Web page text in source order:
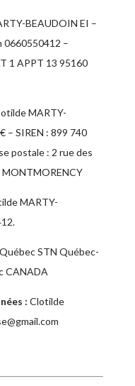
BEAUDOIN EI –
0660550412 –
1 APPT 13 95160
MARTY-
€ – SIREN : 899 740
postale : 2 rue des
MARTY-
.
STN Québec-
CANADA
: Clotilde